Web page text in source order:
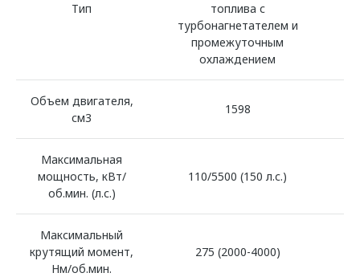
Тип
топлива с
турбонагнетателем и
промежуточным
охлаждением
Объем двигателя,
см3
1598
Максимальная
мощность, кВт/
об.мин. (л.с.)
110/5500 (150 л.с.)
Максимальный
крутящий момент,
Нм/об.мин.
275 (2000-4000)